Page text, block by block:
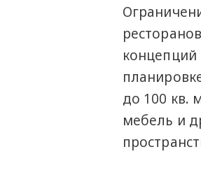
до 100 кв.
мебель и